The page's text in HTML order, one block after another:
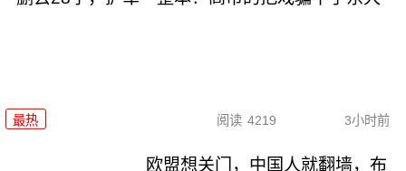
最热 阅读 4219 3小时前
欧盟想关门，中国人就翻墙，布